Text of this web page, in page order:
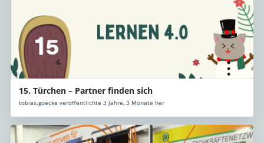
15. Türchen – Partner finden sich
tobias.goecke veröffentlichte 3 Jahre, 3 Monate her